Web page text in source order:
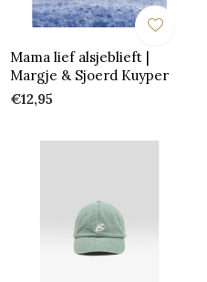
Mama lief alsjeblieft |
Margje & Sjoerd Kuyper
€12,95